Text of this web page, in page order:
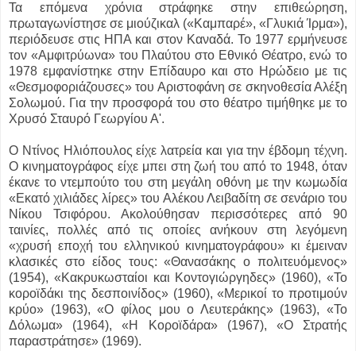
Τα επόμενα χρόνια στράφηκε στην επιθεώρηση,
πρωταγωνίστησε σε μιούζικαλ («Καμπαρέ», «Γλυκιά Ίρμα»),
περιόδευσε στις ΗΠΑ και στον Καναδά. Το 1977 ερμήνευσε
τον «Αμφιτρύωνα» του Πλαύτου στο Εθνικό Θέατρο, ενώ το
1978 εμφανίστηκε στην Επίδαυρο και στο Ηρώδειο με τις
«Θεσμοφοριάζουσες» του Αριστοφάνη σε σκηνοθεσία Αλέξη
Σολωμού. Για την προσφορά του στο θέατρο τιμήθηκε με το
Χρυσό Σταυρό Γεωργίου Α'.
Ο Ντίνος Ηλιόπουλος είχε λατρεία και για την έβδομη τέχνη.
Ο κινηματογράφος είχε μπει στη ζωή του από το 1948, όταν
έκανε το ντεμπούτο του στη μεγάλη οθόνη με την κωμωδία
«Εκατό χιλιάδες λίρες» του Αλέκου Λειβαδίτη σε σενάριο του
Νίκου Τσιφόρου. Ακολούθησαν περισσότερες από 90
ταινίες, πολλές από τις οποίες ανήκουν στη λεγόμενη
«χρυσή εποχή του ελληνικού κινηματογράφου» κι έμειναν
κλασικές στο είδος τους: «Θανασάκης ο πολιτευόμενος»
(1954), «Κακρυκωσταίοι και Κοντογιώργηδες» (1960), «Το
κοροϊδάκι της δεσποινίδος» (1960), «Μερικοί το προτιμούν
κρύο» (1963), «Ο φίλος μου ο Λευτεράκης» (1963), «Το
Δόλωμα» (1964), «Η Κοροϊδάρα» (1967), «Ο Στρατής
παραστράτησε» (1969).